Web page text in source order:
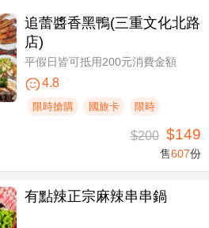
追蕾醬香黑鴨(三重文化北路
店)
平假日皆可抵用200元消費金額
4.8
限時搶購 國旅卡 限時
$200 $149
售607份
有點辣正宗麻辣串串鍋